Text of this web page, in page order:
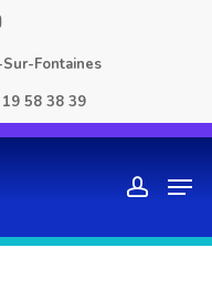
Fontaines
58 38 39